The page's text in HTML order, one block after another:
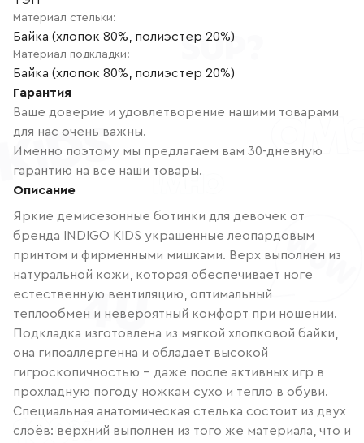
Материал стельки:
Байка (хлопок 80%, полиэстер 20%)
Материал подкладки:
Байка (хлопок 80%, полиэстер 20%)
Гарантия
Ваше доверие и удовлетворение нашими товарами
для нас очень важны.
Именно поэтому мы предлагаем вам 30-дневную
гарантию на все наши товары.
Описание
Яркие демисезонные ботинки для девочек от
бренда INDIGO KIDS украшенные леопардовым
принтом и фирменными мишками. Верх выполнен из
натуральной кожи, которая обеспечивает ноге
естественную вентиляцию, оптимальный
теплообмен и невероятный комфорт при ношении.
Подкладка изготовлена из мягкой хлопковой байки,
она гипоаллергенна и обладает высокой
гигроскопичностью – даже после активных игр в
прохладную погоду ножкам сухо и тепло в обуви.
Специальная анатомическая стелька состоит из двух
слоёв: верхний выполнен из того же материала, что и